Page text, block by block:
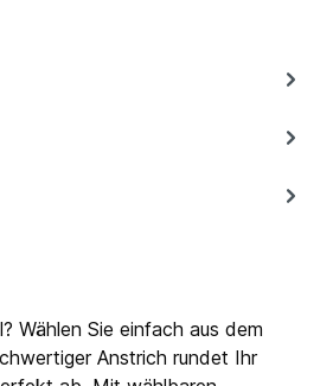
Wählen Sie einfach aus dem
Anstrich rundet Ihr